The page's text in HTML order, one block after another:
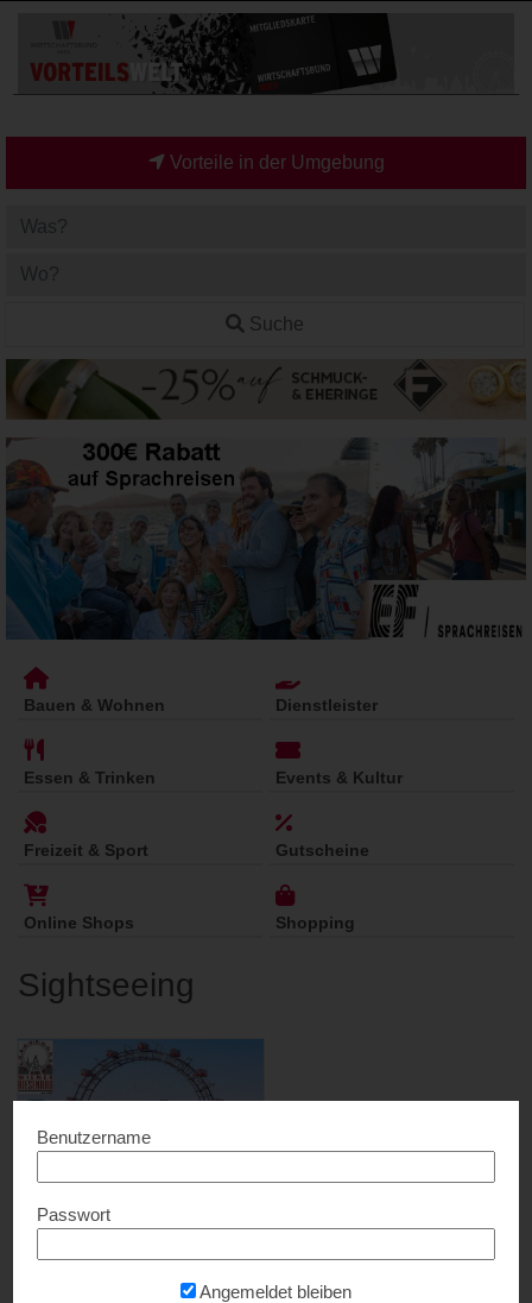
Vorteile in der Umgebung
Suche
Bauen & Wohnen Dienstleister
Essen & Trinken Events & Kultur
Freizeit & Sport Gutscheine
Online Shops Shopping
Sightseeing
Wiener Riesenrad
Benutzername
Passwort
Angemeldet bleiben